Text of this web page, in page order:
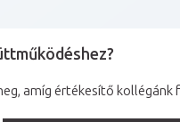
amíg értékesítő